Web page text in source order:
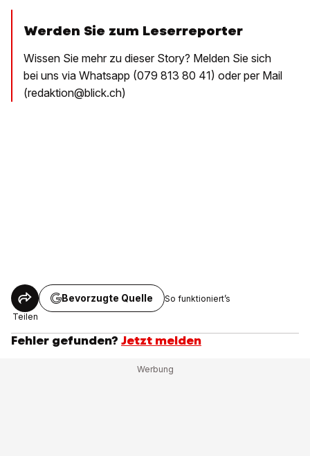
Werden Sie zum Leserreporter
Wissen Sie mehr zu dieser Story? Melden Sie sich
bei uns via Whatsapp (079 813 80 41) oder per Mail
(redaktion@blick.ch)
Teilen
Bevorzugte Quelle So funktioniert’s
Fehler gefunden? Jetzt melden